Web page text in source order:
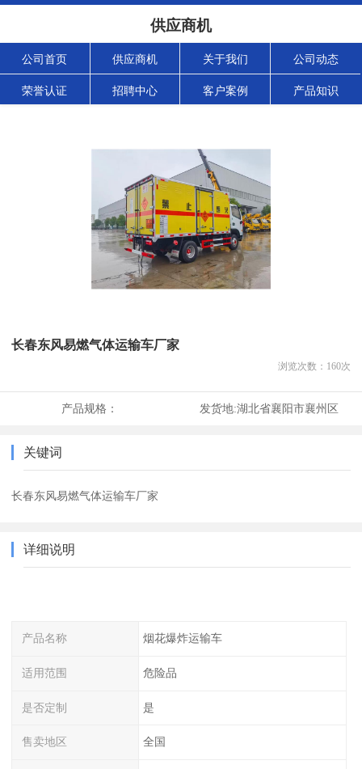
供应商机
公司首页 供应商机 关于我们 公司动态
荣誉认证 招聘中心 客户案例 产品知识
长春东风易燃气体运输车厂家
浏览次数： 160次
产品规格： 发货地:湖北省襄阳市襄州区
关键词
长春东风易燃气体运输车厂家
详细说明
产品名称 烟花爆炸运输车
适用范围 危险品
是否定制 是
售卖地区 全国